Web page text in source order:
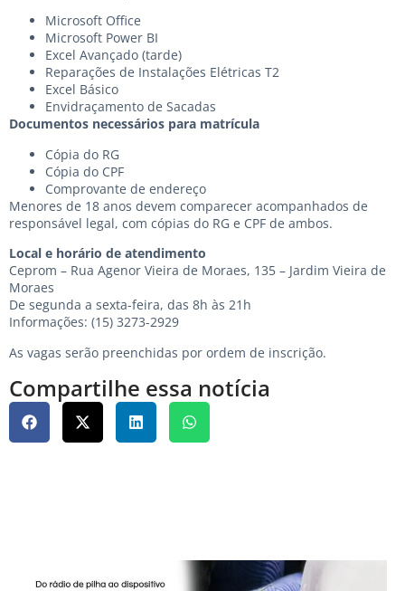
Microsoft Office
Microsoft Power BI
Excel Avançado (tarde)
Reparações de Instalações Elétricas T2
Excel Básico
Envidraçamento de Sacadas
Documentos necessários para matrícula
Cópia do RG
Cópia do CPF
Comprovante de endereço
Menores de 18 anos devem comparecer acompanhados de
responsável legal, com cópias do RG e CPF de ambos.
Local e horário de atendimento
Ceprom – Rua Agenor Vieira de Moraes, 135 – Jardim Vieira de
Moraes
De segunda a sexta-feira, das 8h às 21h
Informações: (15) 3273-2929
As vagas serão preenchidas por ordem de inscrição.
Compartilhe essa notícia